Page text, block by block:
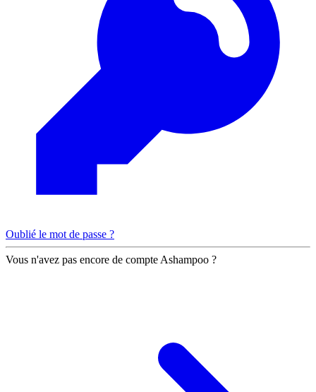
Oublié le mot de passe ?
Vous n'avez pas encore de compte Ashampoo ?